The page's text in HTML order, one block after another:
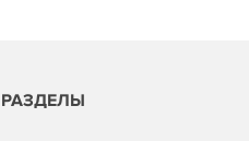
РАЗДЕЛЫ